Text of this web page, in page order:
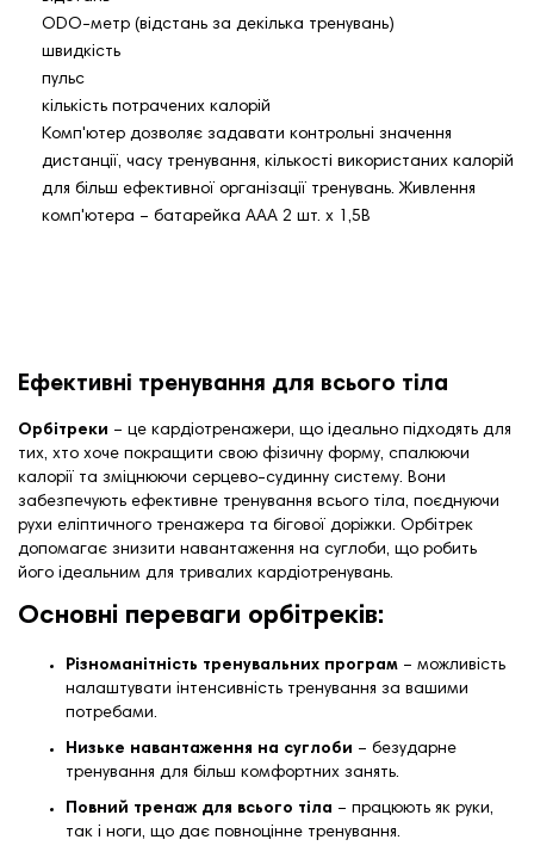
ODO-метр (відстань за декілька тренувань)
швидкість
пульс
кількість потрачених калорій
Комп'ютер дозволяє задавати контрольні значення
дистанції, часу тренування, кількості використаних калорій
для більш ефективної організації тренувань. Живлення
комп'ютера – батарейка ААА 2 шт. х 1,5В
Ефективні тренування для всього тіла
Орбітреки – це кардіотренажери, що ідеально підходять для
тих, хто хоче покращити свою фізичну форму, спалюючи
калорії та зміцнюючи серцево-судинну систему. Вони
забезпечують ефективне тренування всього тіла, поєднуючи
рухи еліптичного тренажера та бігової доріжки. Орбітрек
допомагає знизити навантаження на суглоби, що робить
його ідеальним для тривалих кардіотренувань.
Основні переваги орбітреків:
Різноманітність тренувальних програм – можливість
налаштувати інтенсивність тренування за вашими
потребами.
Низьке навантаження на суглоби – безударне
тренування для більш комфортних занять.
Повний тренаж для всього тіла – працюють як руки,
так і ноги, що дає повноцінне тренування.